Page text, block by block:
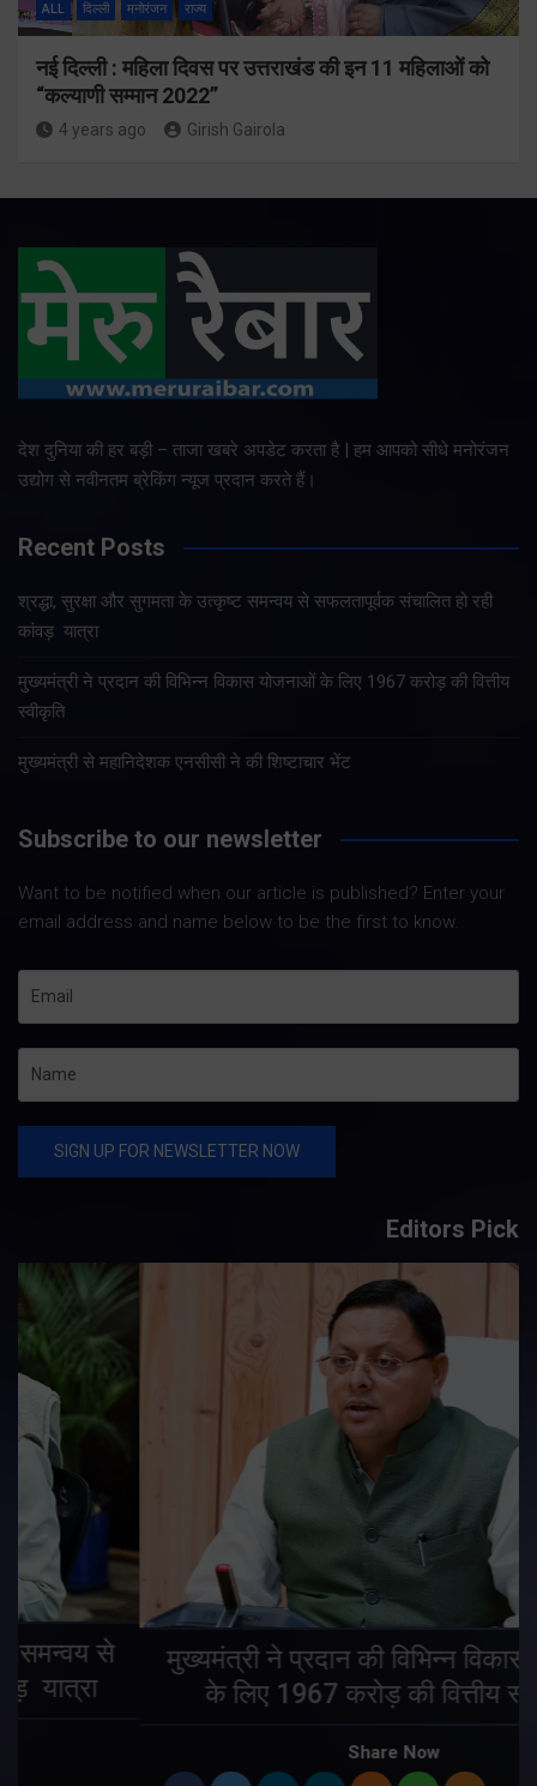
ALL दिल्ली मनोरंजन राज्य
नई दिल्ली : महिला दिवस पर उत्तराखंड की इन 11 महिलाओं को
“कल्याणी सम्मान 2022”
4 years ago Girish Gairola
देश दुनिया की हर बड़ी – ताजा खबरे अपडेट करता है | हम आपको सीधे मनोरंजन
उद्योग से नवीनतम ब्रेकिंग न्यूज प्रदान करते हैं।
Recent Posts
श्रद्धा, सुरक्षा और सुगमता के उत्कृष्ट समन्वय से सफलतापूर्वक संचालित हो रही
कांवड़ यात्रा
मुख्यमंत्री ने प्रदान की विभिन्न विकास योजनाओं के लिए 1967 करोड़ की वित्तीय
स्वीकृति
मुख्यमंत्री से महानिदेशक एनसीसी ने की शिष्टाचार भेंट
Subscribe to our newsletter
Want to be notified when our article is published? Enter your
email address and name below to be the first to know.
Editors Pick
मुख्यमंत्री ने प्रदान की विभिन्न विकास योजनाओं
के लिए 1967 करोड़ की वित्तीय स्वीकृति